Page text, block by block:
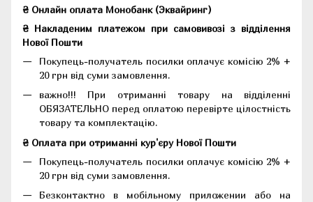
₴ Онлайн оплата Монобанк (Эквайринг)
₴ Накладеним платежом при самовивозі з відділення
Нової Пошти
Покупець-получатель посилки оплачує комісію 2% +
20 грн від суми замовлення.
важно!!! При отриманні товару на відділенні
ОБЯЗАТЕЛЬНО перед оплатою перевірте цілостність
товару та комплектацію.
₴ Оплата при отриманні кур'єру Нової Пошти
Покупець-получатель посилки оплачує комісію 2% +
20 грн від суми замовлення.
Безконтактно в мобільному приложении або на